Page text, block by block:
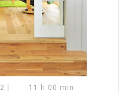
?
29
11 h 00 min